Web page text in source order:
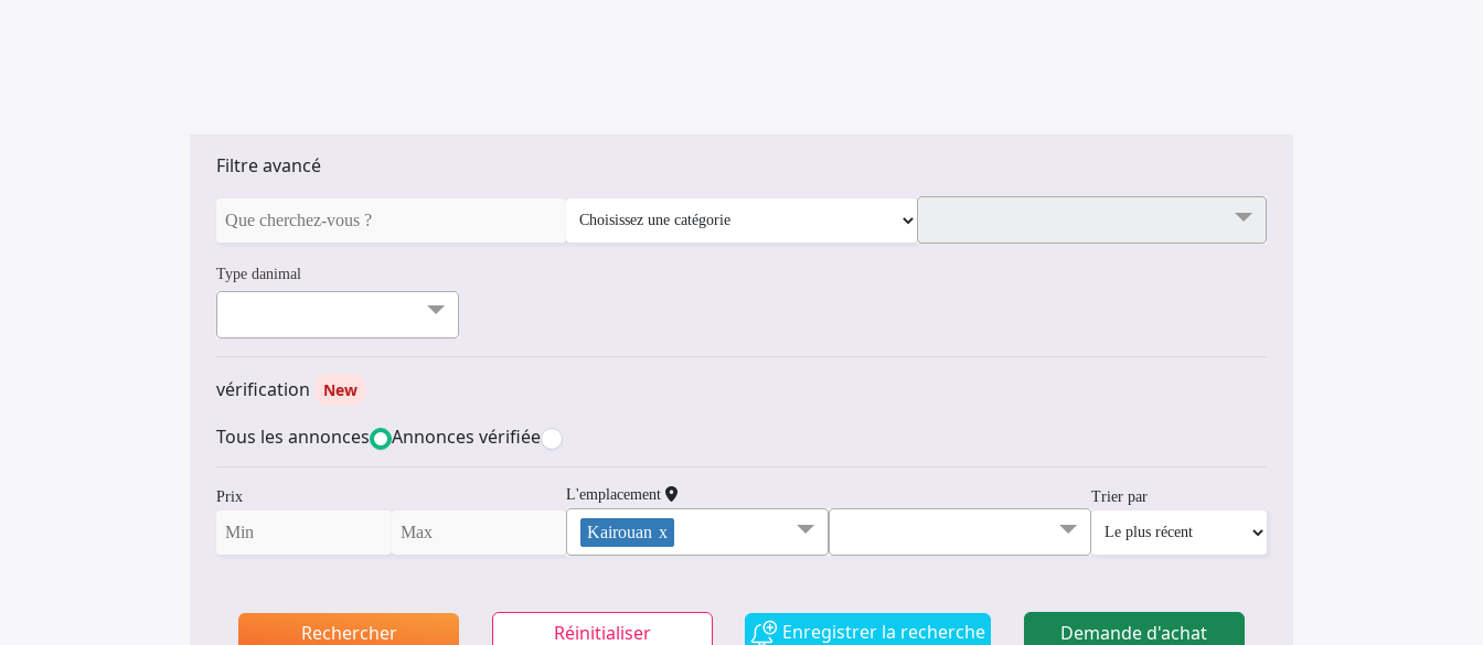
Filtre avancé
Type danimal
vérification New
Tous les annonces Annonces vérifiée
Prix L'emplacement
Kairouan x
Trier par
Rechercher Réinitialiser Enregistrer la recherche Demande d'achat